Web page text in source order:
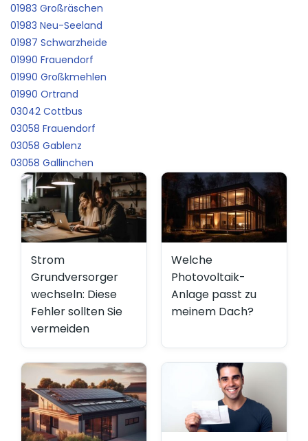
01983 Großräschen
01983 Neu-Seeland
01987 Schwarzheide
01990 Frauendorf
01990 Großkmehlen
01990 Ortrand
03042 Cottbus
03058 Frauendorf
03058 Gablenz
03058 Gallinchen
Strom
Grundversorger
wechseln: Diese
Fehler sollten Sie
vermeiden
Welche
Photovoltaik-
Anlage passt zu
meinem Dach?